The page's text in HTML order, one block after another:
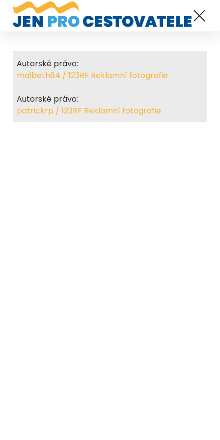
Autorské právo:
malbeth84 / 123RF Reklamní fotografie
Autorské právo:
patrickrp / 123RF Reklamní fotografie